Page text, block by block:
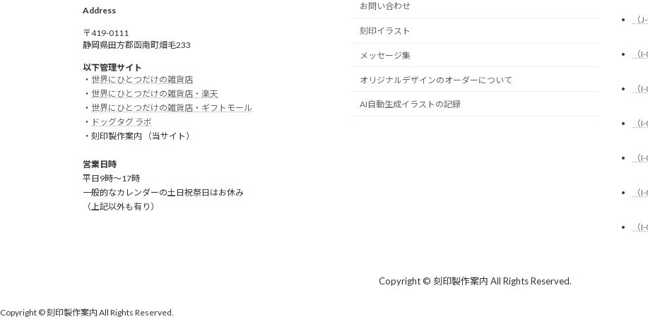
Address
〒419-0111
静岡県田方郡函南町畑毛233
以下管理サイト
・ 世界にひとつだけの雑貨店
・ 世界にひとつだけの雑貨店・楽天
・ 世界にひとつだけの雑貨店・ギフトモール
・ ドッグタグ ラボ
・刻印製作案内 （当サイト）
営業日時
平日9時～17時
一般的なカレンダーの土日祝祭日はお休み
（上記以外も有り）
お問い合わせ
刻印イラスト
メッセージ集
オリジナルデザインのオーダーについて
AI自動生成イラストの記録
（
（
（
（
（
（
（
Copyright © 刻印製作案内 All Rights Reserved.
Copyright © 刻印製作案内 All Rights Reserved.